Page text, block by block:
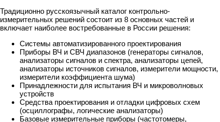
Традиционно русскоязычный каталог контрольно-
измерительных решений состоит из 8 основных частей и
включает наиболее востребованные в России решения:
Системы автоматизированного проектирования
Приборы ВЧ и СВЧ диапазонов (генераторы сигналов,
анализаторы сигналов и спектра, анализаторы цепей,
анализаторы источников сигналов, измерители мощности,
измерители коэффициента шума)
Принадлежности для испытания ВЧ и микроволновых
устройств
Средства проектирования и отладки цифровых схем
(осциллографы, логические анализаторы)
Базовые измерительные приборы (частотомеры,